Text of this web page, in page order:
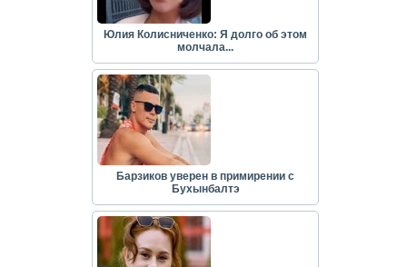
Юлия Колисниченко: Я долго об этом
молчала...
Барзиков уверен в примирении с
Бухынбалтэ